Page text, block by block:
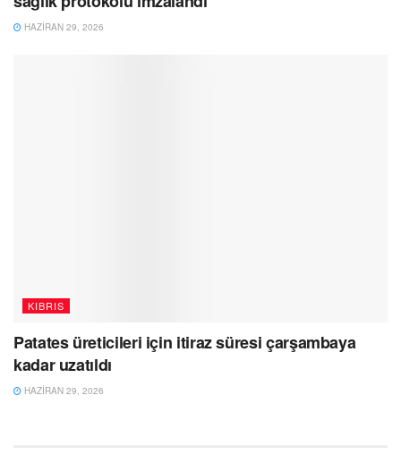
HAZIRAN 29, 2026
KIBRIS
Patates üreticileri için itiraz süresi çarşambaya
kadar uzatıldı
HAZIRAN 29, 2026